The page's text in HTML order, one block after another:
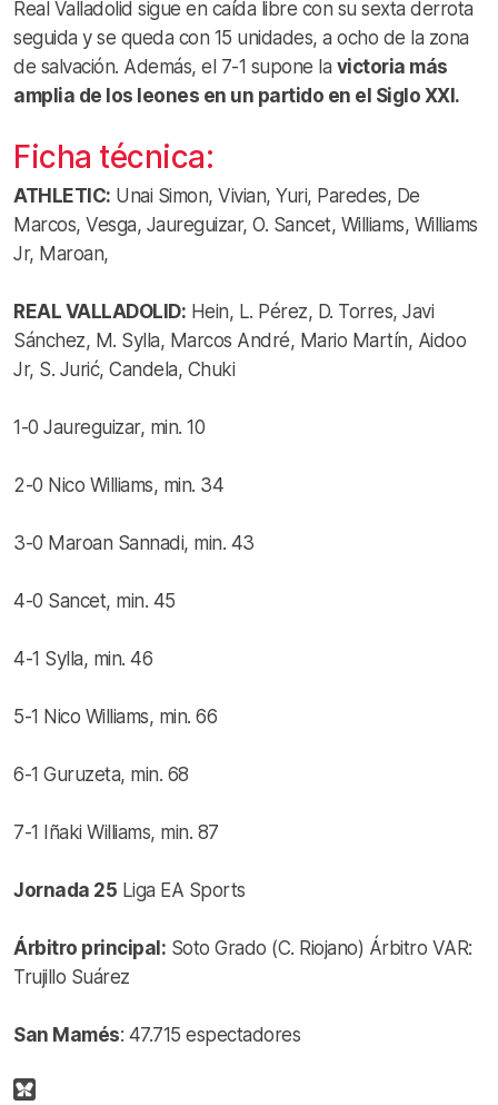
Real Valladolid sigue en caída libre con su sexta derrota
seguida y se queda con 15 unidades, a ocho de la zona
de salvación. Además, el 7-1 supone la victoria más
amplia de los leones en un partido en el Siglo XXI.
Ficha técnica:
ATHLETIC: Unai Simon, Vivian, Yuri, Paredes, De
Marcos, Vesga, Jaureguizar, O. Sancet, Williams, Williams
Jr, Maroan,
REAL VALLADOLID: Hein, L. Pérez, D. Torres, Javi
Sánchez, M. Sylla, Marcos André, Mario Martín, Aidoo
Jr, S. Jurić, Candela, Chuki
1-0 Jaureguizar, min. 10
2-0 Nico Williams, min. 34
3-0 Maroan Sannadi, min. 43
4-0 Sancet, min. 45
4-1 Sylla, min. 46
5-1 Nico Williams, min. 66
6-1 Guruzeta, min. 68
7-1 Iñaki Williams, min. 87
Jornada 25 Liga EA Sports
Árbitro principal: Soto Grado (C. Riojano) Árbitro VAR:
Trujillo Suárez
San Mamés: 47.715 espectadores